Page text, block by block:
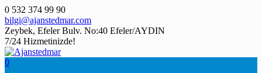
Skip
to
content
0 532 374 99 90
bilgi@ajanstedmar.com
Zeybek, Efeler Bulv. No:40 Efeler/AYDIN
7/24 Hizmetinizde!
0